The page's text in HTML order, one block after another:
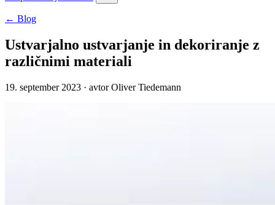
← Blog
Ustvarjalno ustvarjanje in dekoriranje z
različnimi materiali
19. september 2023 · avtor Oliver Tiedemann